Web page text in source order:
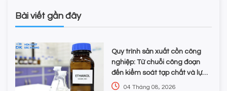
Bài viết gần đây
Quy trình sản xuất cồn công
nghiệp: Từ chuỗi công đoạn
đến kiểm soát tạp chất và lựa
chọn hóa chất
04 Tháng 08, 2026